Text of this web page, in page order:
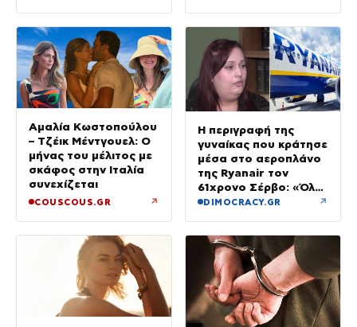
επισκέπτες
Αμαλία Κωστοπούλου
– Τζέικ Μέντγουελ: Ο
μήνας του μέλιτος με
σκάφος στην Ιταλία
συνεχίζεται
COUSCOUS.GR ↗
Η περιγραφή της
γυναίκας που κράτησε
μέσα στο αεροπλάνο
της Ryanair τον
61χρονο Σέρβο: «Όλα
έγιναν σε κλάσματα
DIMOCRACY.GR ↗